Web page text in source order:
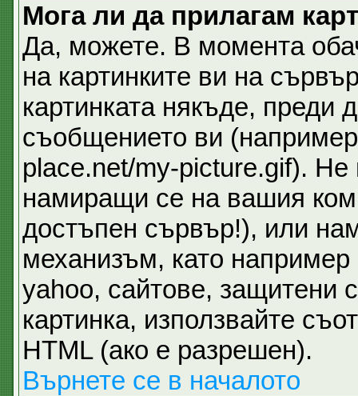
Мога ли да прилагам
Да, можете. В момента
на картинките ви на
картинката някъде,
съобщението ви
place.net/my-picture.gif). Не
намиращи се на вашия
достъпен сървър!), или
механизъм, като
yahoo, сайтове, защитени
картинка, използвайте
HTML (ако е разрешен).
Върнете се в началото